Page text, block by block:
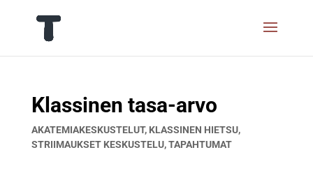
Klassinen tasa-arvo
AKATEMIAKESKUSTELUT, KLASSINEN HIETSU,
STRIIMAUKSET KESKUSTELU,TAPAHTUMAT